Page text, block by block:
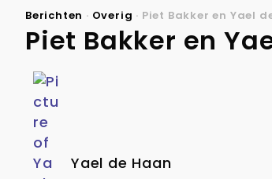
Berichten · Overig · Piet Bakker en Yael
Piet Bakker en
Yael de Haan